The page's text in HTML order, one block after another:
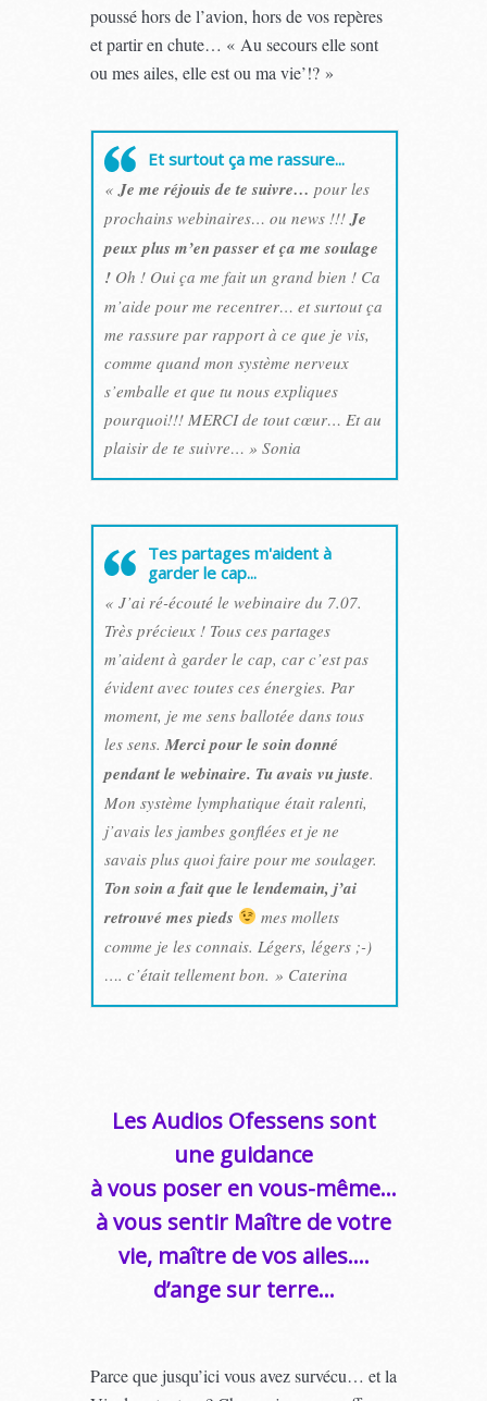
poussé hors de l’avion, hors de vos repères
et partir en chute… « Au secours elle sont
ou mes ailes, elle est ou ma vie’!? »
Et surtout ça me rassure...
« Je me réjouis de te suivre… pour les
prochains webinaires… ou news !!!Je
peux plus m’en passer et ça me soulage
!Oh ! Oui ça me fait un grand bien ! Ca
m’aide pour me recentrer… et surtout ça
me rassure par rapport à ce que je vis,
comme quand mon système nerveux
s’emballe et que tu nous expliques
pourquoi!!! MERCI de tout cœur… Et au
plaisir de te suivre… » Sonia
Tes partages m'aident à
garder le cap...
« J’ai ré-écouté le webinaire du 7.07.
Très précieux ! Tous ces partages
m’aident à garder le cap, car c’est pas
évident avec toutes ces énergies. Par
moment, je me sens ballotée dans tous
les sens. Merci pour le soin donné
pendant le webinaire. Tu avais vu juste.
Mon système lymphatique était ralenti,
j’avais les jambes gonflées et je ne
savais plus quoi faire pour me soulager.
Ton soin a fait que le lendemain, j’ai
retrouvé mes pieds
mes mollets
comme je les connais. Légers, légers ;-)
…. c’était tellement bon. » Caterina
Les Audios Ofessens sont
une guidance
à vous poser en vous-même…
à vous sentir Maître de votre
vie, maître de vos ailes….
d’ange sur terre…
Parce que jusqu’ici vous avez survécu… et la